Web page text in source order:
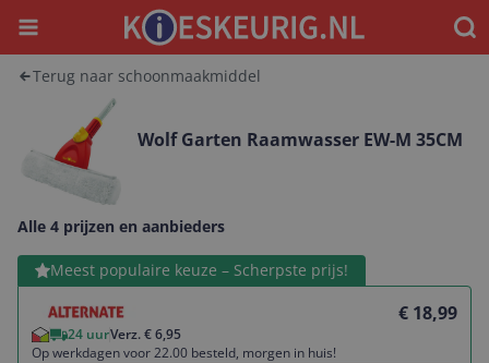
Menu
Terug naar schoonmaakmiddel
Wolf Garten Raamwasser EW-M 35CM
Alle 4 prijzen en aanbieders
Meest populaire keuze – Scherpste prijs!
€ 18,99
24 uurVerz. € 6,95
Op werkdagen voor 22.00 besteld, morgen in huis!
Bekijk product